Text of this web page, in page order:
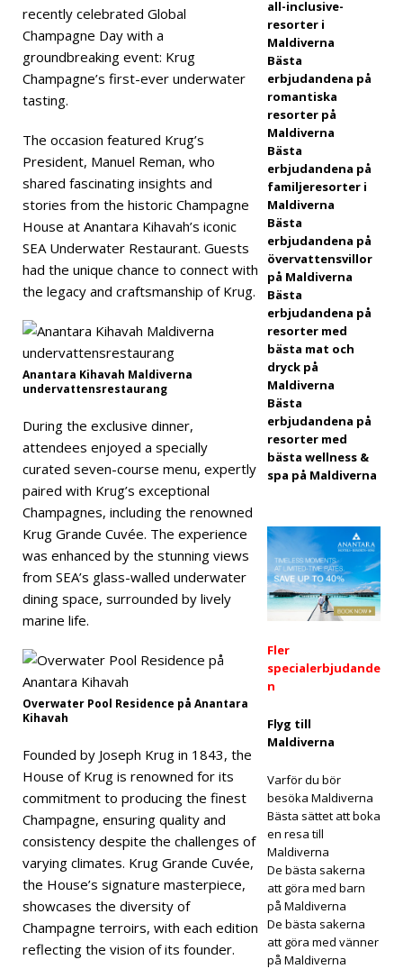
g
RNIG
A
HOT
nove
r
2025
]
jul
på
Vakk
Mald
ivern
5-
recently celebrated Global
Champagne Day with a
groundbreaking event: Krug
Champagne’s first-ever underwater
tasting.
The occasion featured Krug’s
President, Manuel Reman, who
shared fascinating insights and
stories from the historic Champagne
House at Anantara Kihavah’s iconic
SEA Underwater Restaurant. Guests
had the unique chance to connect with
the legacy and craftsmanship of Krug.
Anantara Kihavah Maldiverna
undervattensrestaurang
During the exclusive dinner,
attendees enjoyed a specially
curated seven-course menu, expertly
paired with Krug’s exceptional
Champagnes, including the renowned
Krug Grande Cuvée. The experience
was enhanced by the stunning views
from SEA’s glass-walled underwater
dining space, surrounded by lively
marine life.
Overwater Pool Residence på Anantara
Kihavah
Founded by Joseph Krug in 1843, the
House of Krug is renowned for its
commitment to producing the finest
Champagne, ensuring quality and
consistency despite the challenges of
varying climates. Krug Grande Cuvée,
the House’s signature masterpiece,
showcases the diversity of
Champagne terroirs, with each edition
reflecting the vision of its founder.
all-inclusive-
resorter i
Maldiverna
Bästa
erbjudandena på
romantiska
resorter på
Maldiverna
Bästa
erbjudandena på
familjeresorter i
Maldiverna
Bästa
erbjudandena på
övervattensvillor
på Maldiverna
Bästa
erbjudandena på
resorter med
bästa mat och
dryck på
Maldiverna
Bästa
erbjudandena på
resorter med
bästa wellness &
spa på Maldiverna
Fler
specialerbjudande
n
Flyg till
Maldiverna
Varför du bör
besöka Maldiverna
Bästa sättet att boka
en resa till
Maldiverna
De bästa sakerna
att göra med barn
på Maldiverna
De bästa sakerna
att göra med vänner
på Maldiverna